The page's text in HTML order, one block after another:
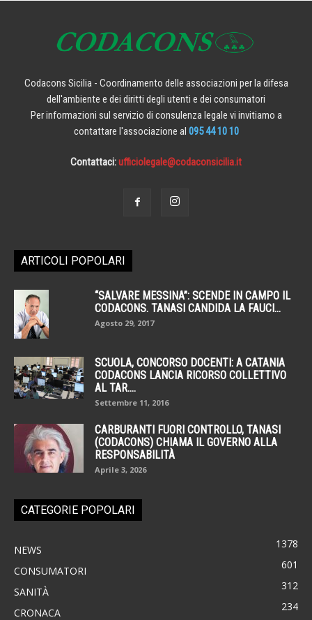
Codacons Sicilia - Coordinamento delle associazioni per la difesa
dell'ambiente e dei diritti degli utenti e dei consumatori
Per informazioni sul servizio di consulenza legale vi invitiamo a
contattare l'associazione al 095 44 10 10
Contattaci:ufficiolegale@codaconsicilia.it
ARTICOLI POPOLARI
“SALVARE MESSINA”: SCENDE IN CAMPO IL
CODACONS. TANASI CANDIDA LA FAUCI...
Agosto 29, 2017
SCUOLA, CONCORSO DOCENTI: A CATANIA
CODACONS LANCIA RICORSO COLLETTIVO
AL TAR....
Settembre 11, 2016
CARBURANTI FUORI CONTROLLO, TANASI
(CODACONS) CHIAMA IL GOVERNO ALLA
RESPONSABILITÀ
Aprile 3, 2026
CATEGORIE POPOLARI
NEWS 1378
CONSUMATORI 601
SANITÀ 312
CRONACA 234